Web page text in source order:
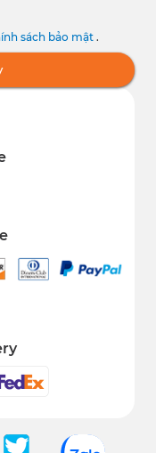
sách bảo mật.